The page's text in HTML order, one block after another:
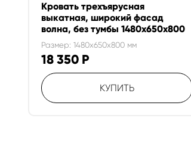
Кровать трехъярусная
выкатная, широкий фасад
волна, без тумбы 1480х650х800
Размер: 1480x650x800 мм
18 350 Р
КУПИТЬ